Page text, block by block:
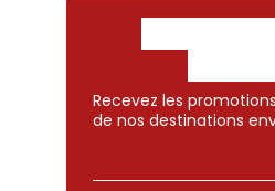
Recevez les
de nos destinations